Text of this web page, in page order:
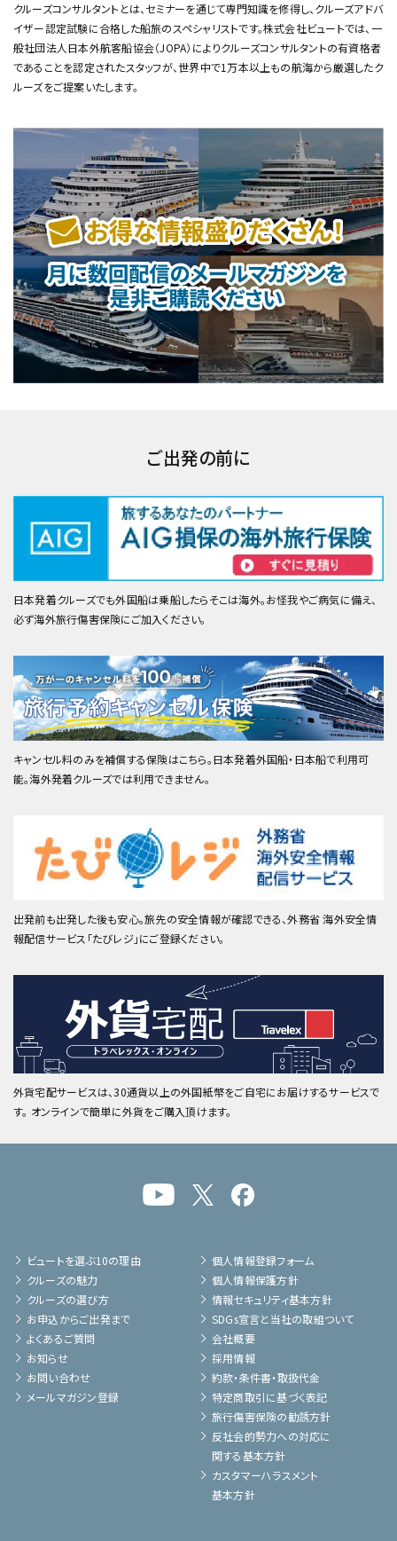
クルーズコンサルタントとは、セミナーを通じて専門知識を修得し、クルーズアドバ
イザー認定試験に合格した船旅のスペシャリストです。株式会社ビュートでは、一
般社団法人日本外航客船協会（JOPA）によりクルーズコンサルタントの有資格者
であることを認定されたスタッフが、世界中で1万本以上もの航海から厳選したク
ルーズをご提案いたします。
ご出発の前に
日本発着クルーズでも外国船は乗船したらそこは海外。お怪我やご病気に備え、
必ず海外旅行傷害保険にご加入ください。
キャンセル料のみを補償する保険はこちら。日本発着外国船・日本船で利用可
能。海外発着クルーズでは利用できません。
出発前も出発した後も安心。旅先の安全情報が確認できる、外務省 海外安全情
報配信サービス「たびレジ」にご登録ください。
外貨宅配サービスは、30通貨以上の外国紙幣をご自宅にお届けするサービスで
す。 オンラインで簡単に外貨をご購入頂けます。
ビュートを選ぶ10の理由
クルーズの魅力
クルーズの選び方
お申込からご出発まで
よくあるご質問
お知らせ
お問い合わせ
メールマガジン登録
個人情報登録フォーム
個人情報保護方針
情報セキュリティ基本方針
SDGs宣言と当社の取組ついて
会社概要
採用情報
約款・条件書・取扱代金
特定商取引に基づく表記
旅行傷害保険の勧誘方針
反社会的勢力への対応に
関する基本方針
カスタマーハラスメント
基本方針